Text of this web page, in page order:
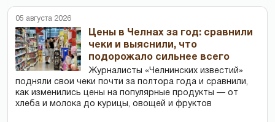
05 августа 2026
Цены в Челнах за год: сравнили
чеки и выяснили, что
подорожало сильнее всего
Журналисты «Челнинских известий»
подняли свои чеки почти за полтора года и сравнили,
как изменились цены на популярные продукты — от
хлеба и молока до курицы, овощей и фруктов